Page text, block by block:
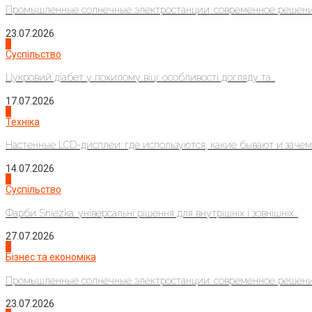
Промышленные солнечные электростанции: современное
23.07.2026
Суспільство
Цукровий діабет у похилому віці: особливості догляду та...
17.07.2026
Техніка
Настенные LCD-дисплеи: где используются, какие бывают и
14.07.2026
Суспільство
Фарби Sniezka: універсальні рішення для внутрішніх і зовнішніх...
27.07.2026
Бізнес та економіка
Промышленные солнечные электростанции: современное
23.07.2026